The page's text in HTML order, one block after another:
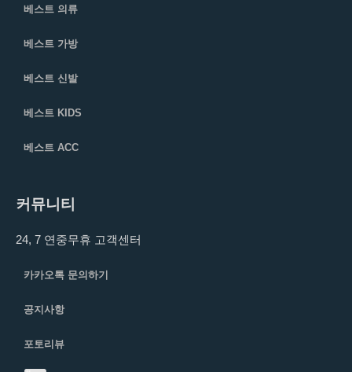
베스트 의류
베스트 가방
베스트 신발
베스트 KIDS
베스트 ACC
커뮤니티
24, 7 연중무휴 고객센터
카카오톡 문의하기
공지사항
포토리뷰